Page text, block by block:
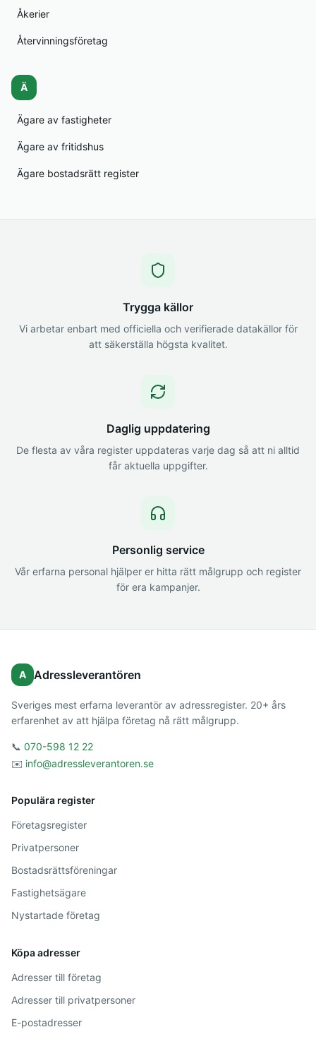
Åkerier
Återvinningsföretag
Ä
Ägare av fastigheter
Ägare av fritidshus
Ägare bostadsrätt register
Trygga källor
Vi arbetar enbart med officiella och verifierade datakällor för
att säkerställa högsta kvalitet.
Daglig uppdatering
De flesta av våra register uppdateras varje dag så att ni alltid
får aktuella uppgifter.
Personlig service
Vår erfarna personal hjälper er hitta rätt målgrupp och register
för era kampanjer.
A Adressleverantören
Sveriges mest erfarna leverantör av adressregister. 20+ års
erfarenhet av att hjälpa företag nå rätt målgrupp.
📞 070-598 12 22
✉️ info@adressleverantoren.se
Populära register
Företagsregister
Privatpersoner
Bostadsrättsföreningar
Fastighetsägare
Nystartade företag
Köpa adresser
Adresser till företag
Adresser till privatpersoner
E-postadresser